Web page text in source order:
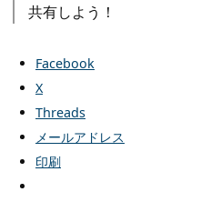
共有しよう！
Facebook
X
Threads
メールアドレス
印刷